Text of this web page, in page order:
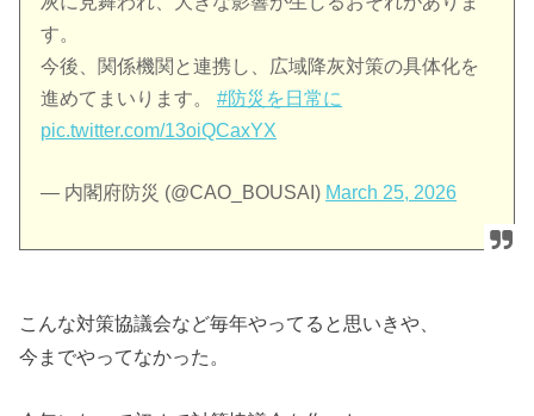
す。
今後、関係機関と連携し、広域降灰対策の具体化を
進めてまいります。#防災を日常に
pic.twitter.com/13oiQCaxYX
— 内閣府防災 (@CAO_BOUSAI) March 25, 2026
こんな対策協議会など毎年やってると思いきや、
今までやってなかった。